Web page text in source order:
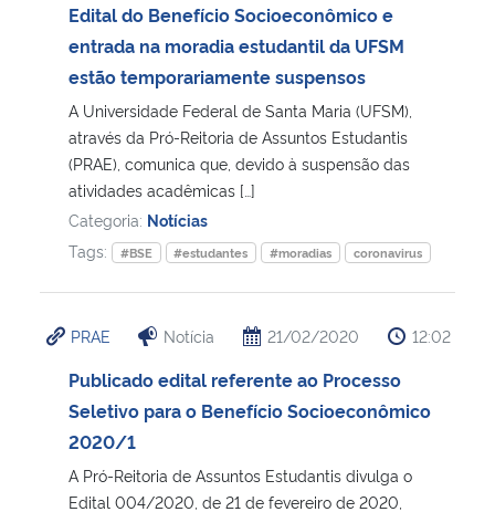
Edital do Benefício Socioeconômico e
entrada na moradia estudantil da UFSM
estão temporariamente suspensos
A Universidade Federal de Santa Maria (UFSM),
através da Pró-Reitoria de Assuntos Estudantis
(PRAE), comunica que, devido à suspensão das
atividades acadêmicas […]
Categoria: Notícias
Tags:
#BSE #estudantes #moradias coronavirus
PRAE Notícia 21/02/2020 12:02
Publicado edital referente ao Processo
Seletivo para o Benefício Socioeconômico
2020/1
A Pró-Reitoria de Assuntos Estudantis divulga o
Edital 004/2020, de 21 de fevereiro de 2020,